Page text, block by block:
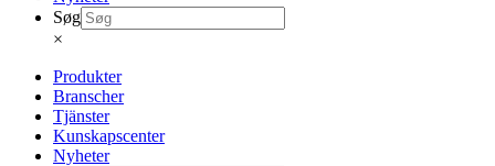
Søg
×
Produkter
Branscher
Tjänster
Kunskapscenter
Nyheter